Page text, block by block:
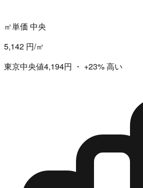
㎡単価 中央
5,142 円/㎡
東京中央値4,194円 ・ +23%高い